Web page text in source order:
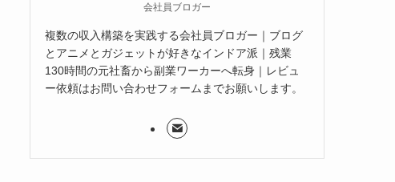
会社員ブロガー
複数の収入構築を実践する会社員ブロガー｜ブログ
とアニメとガジェットが好きなインドア派｜残業
130時間の元社畜から副業ワーカーへ転身｜レビュ
ー依頼はお問い合わせフォームまでお願いします。